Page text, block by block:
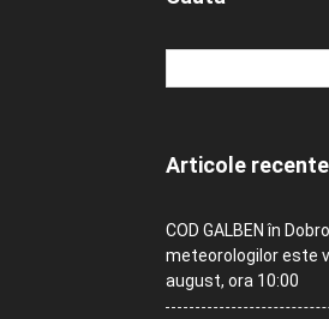
Articole recente
COD GALBEN în
meteorologilor este
august, ora 10:00